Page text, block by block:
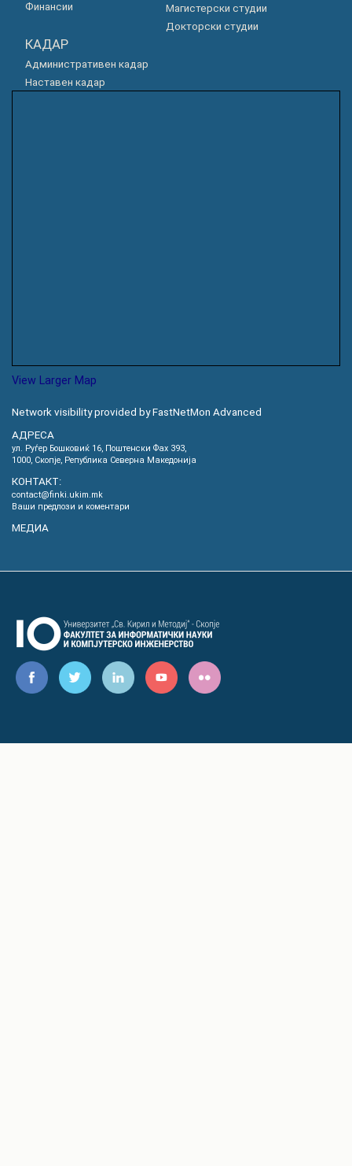
Финансии
Магистерски студии
Докторски студии
КАДАР
Административен кадар
Наставен кадар
View Larger Map
Network visibility provided by FastNetMon Advanced
АДРЕСА
ул. Руѓер Бошковиќ 16, Пoштенски Фах 393,
1000, Скопје, Република Северна Македонија
КОНТАКТ:
contact@finki.ukim.mk
Ваши предлози и коментари
МЕДИА